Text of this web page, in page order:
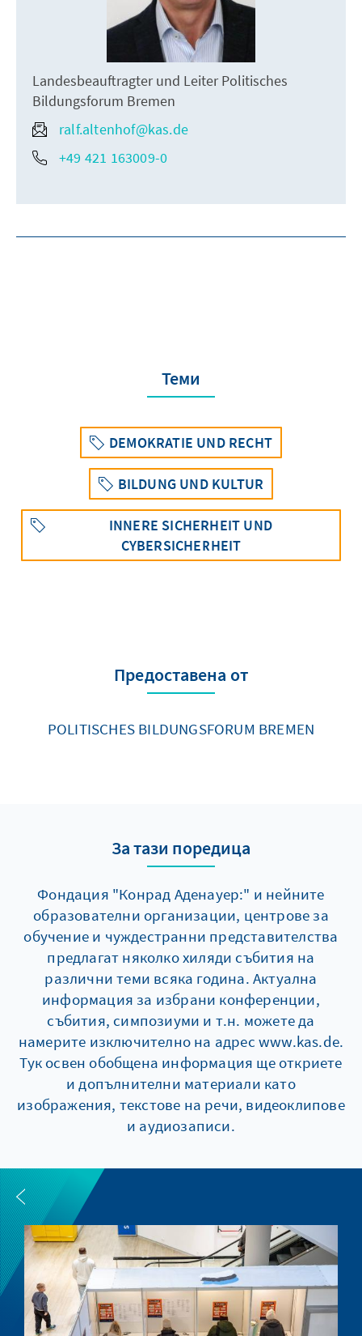
Landesbeauftragter und Leiter Politisches
Bildungsforum Bremen
ralf.altenhof@kas.de
+49 421 163009-0
Теми
DEMOKRATIE UND RECHT
BILDUNG UND KULTUR
INNERE SICHERHEIT UND
CYBERSICHERHEIT
Предоставена от
POLITISCHES BILDUNGSFORUM BREMEN
За тази поредица
Фондация "Конрад Аденауер:" и нейните
образователни организации, центрове за
обучение и чуждестранни представителства
предлагат няколко хиляди събития на
различни теми всяка година. Актуална
информация за избрани конференции,
събития, симпозиуми и т.н. можете да
намерите изключително на адрес www.kas.de.
Тук освен обобщена информация ще откриете
и допълнителни материали като
изображения, текстове на речи, видеоклипове
и аудиозаписи.